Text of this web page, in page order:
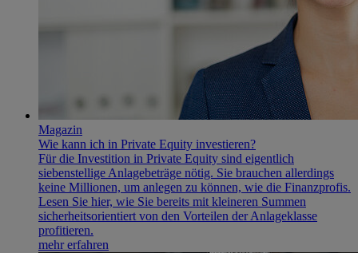
Magazin
Wie kann ich in Private Equity investieren?
Für die Investition in Private Equity sind eigentlich
siebenstellige Anlagebeträge nötig. Sie brauchen allerdings
keine Millionen, um anlegen zu können, wie die Finanzprofis.
Lesen Sie hier, wie Sie bereits mit kleineren Summen
sicherheitsorientiert von den Vorteilen der Anlageklasse
profitieren.
mehr erfahren